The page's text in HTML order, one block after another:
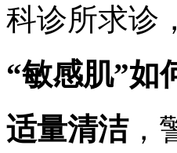
科诊所求诊
“敏感肌”如
适量清洁，